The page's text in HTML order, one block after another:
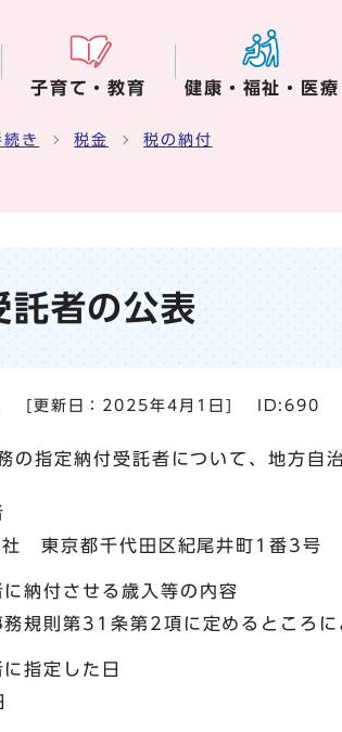
子育て・教育 健康・福祉・医療
き 税金 税の納付
託者の公表
[更新日： 2025年4月1日 ID:690
の指定納付受託者について、地方
東京都千代田区紀尾井町1番3号
納付させる歳入等の内容
務規則第31条第2項に定めるところ
指定した日